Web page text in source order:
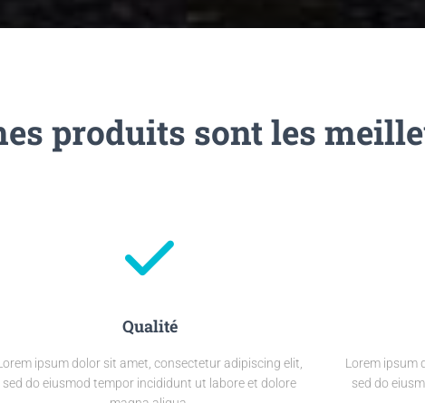
produits sont les
Qualité
ipsum dolor sit amet, consectetur adipiscing elit,
sed do eiusmod tempor incididunt ut labore et dolore
Lorem ipsum
sed do